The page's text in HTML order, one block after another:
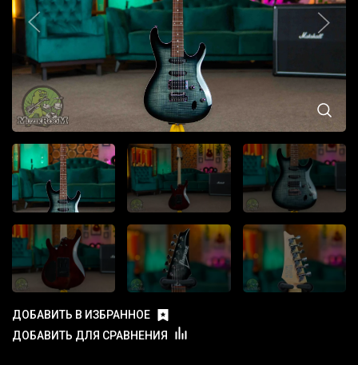
ДОБАВИТЬ В ИЗБРАННОЕ
ДОБАВИТЬ ДЛЯ СРАВНЕНИЯ